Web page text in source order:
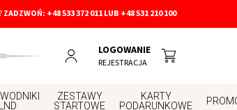
ZADZWOŃ: +48 533 372 011 LUB +48 531 210 100
LOGOWANIE
REJESTRACJA
LND
ZESTAWY
STARTOWE
KARTY
PODARUNKOWE